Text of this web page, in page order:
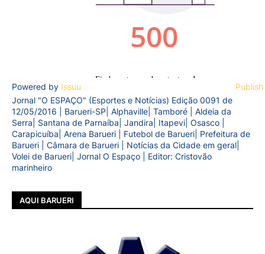
Powered by Issuu
Jornal "O ESPAÇO" (Esportes e Notícias) Edição 0091 de
12/05/2016 | Barueri-SP| Alphaville| Tamboré | Aldeia da
Serra| Santana de Parnaíba| Jandira| Itapevi| Osasco |
Carapicuíba| Arena Barueri | Futebol de Barueri| Prefeitura de
Barueri | Câmara de Barueri | Notícias da Cidade em geral|
Volei de Barueri| Jornal O Espaço | Editor: Cristovão
marinheiro
AQUI BARUERI